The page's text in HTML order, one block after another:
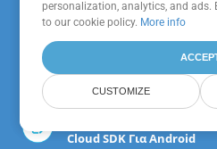
Cloud SDK Για Android
personalization, analytics, and ads.
toour cookie policy.
CUSTOMIZE
personalization, analytics, and ads.
to our cookie policy. More info
CUSTOMIZE